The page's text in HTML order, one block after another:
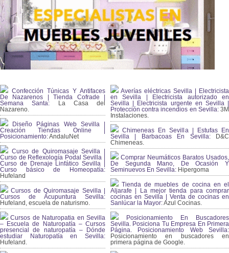
Confección Túnicas Y Antifaces
De Nazarenos | Tienda Cofrade |
Semana Santa: La Casa del
Nazareno.
Diseño Páginas Web Sevilla |
Creación Tiendas Online |
Posicionamiento:AndaluNet
Curso de Quiromasaje Sevilla |
Curso de Reflexología Podal Sevilla |
Curso de Drenaje Linfático Sevilla |
Curso básico de Homeopatía:
Hufeland
Cursos de Quiromasaje Sevilla |
Cursos de Acupuntura Sevilla:
Hufeland, escuela de naturismo.
Cursos de Naturopatia en Sevilla
– Escuela de Naturopatía – Cursos
presencial de naturopatía – Dónde
estudiar Naturopatía en Sevilla:
Hufeland.
Averías eléctricas Sevilla | Electricista
en Sevilla | Electricista autorizado en
Sevilla | Electricista urgente en Sevilla |
Protección contra incendios en Sevilla:3M
Instalaciones.
Chimeneas En Sevilla | Estufas En
Sevilla | Barbacoas En Sevilla:D&C
Chimeneas.
Comprar Neumáticos Baratos Usados,
De Segunda Mano, De Ocasión Y
Seminuevos En Sevilla: Hipergoma
Tienda de muebles de cocina en el
Aljarafe | La mejor tienda para comprar
cocinas en Sevilla | Venta de cocinas en
Sanlúcar la Mayor:Azul Cocinas.
Posicionamiento En Buscadores
Sevilla. Posiciona Tu Empresa En Primera
Página. Posicionamiento Web Sevilla:
Posicionamiento en buscadores en
primera página de Google.